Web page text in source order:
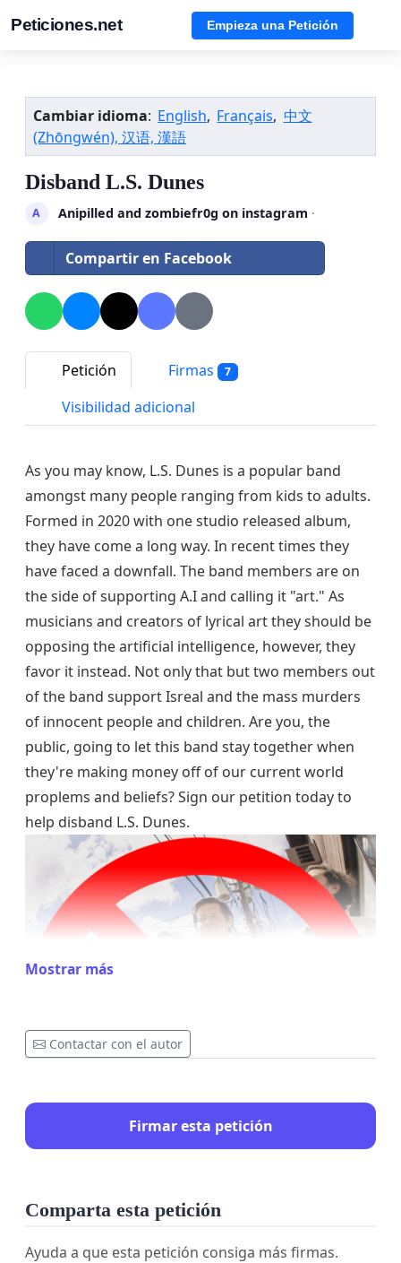
Peticiones.net Empieza una Petición
Cambiar idioma: English, Français, 中文
(Zhōngwén), 汉语, 漢語
Disband L.S. Dunes
A Anipilled and zombiefr0g on instagram ·
Compartir en Facebook
Petición Firmas 7
Visibilidad adicional
As you may know, L.S. Dunes is a popular band
amongst many people ranging from kids to adults.
Formed in 2020 with one studio released album,
they have come a long way. In recent times they
have faced a downfall. The band members are on
the side of supporting A.I and calling it "art." As
musicians and creators of lyrical art they should be
opposing the artificial intelligence, however, they
favor it instead. Not only that but two members out
of the band support Isreal and the mass murders
of innocent people and children. Are you, the
public, going to let this band stay together when
they're making money off of our current world
proplems and beliefs? Sign our petition today to
help disband L.S. Dunes.
Mostrar más
Contactar con el autor
Firmar esta petición
Comparta esta petición
Ayuda a que esta petición consiga más firmas.